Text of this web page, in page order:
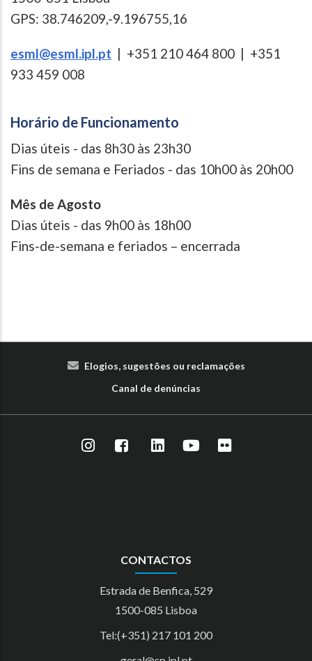
GPS: 38.746209,-9.196755,16
esml@esml.ipl.pt | +351 210 464 800 | +351
933 459 008
Horário de Funcionamento
Dias úteis - das 8h30 às 23h30
Fins de semana e Feriados - das 10h00 às 20h00
Mês de Agosto
Dias úteis - das 9h00 às 18h00
Fins-de-semana e feriados – encerrada
Elogios, sugestões ou reclamações
Canal de denúncias
CONTACTOS
Estrada de Benfica, 529
1500-085 Lisboa
Tel:(+351) 217 101 200